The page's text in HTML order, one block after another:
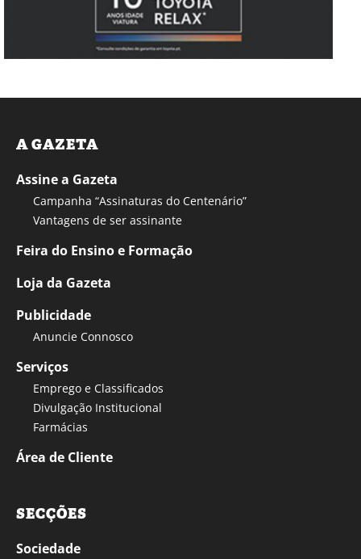
A GAZETA
Assine a Gazeta
Campanha “Assinaturas do Centenário”
Vantagens de ser assinante
Feira do Ensino e Formação
Loja da Gazeta
Publicidade
Anuncie Connosco
Serviços
Emprego e Classificados
Divulgação Institucional
Farmácias
Área de Cliente
SECÇÕES
Sociedade